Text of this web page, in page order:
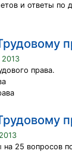
и ответы по
2013
права.
на 25 вопросов